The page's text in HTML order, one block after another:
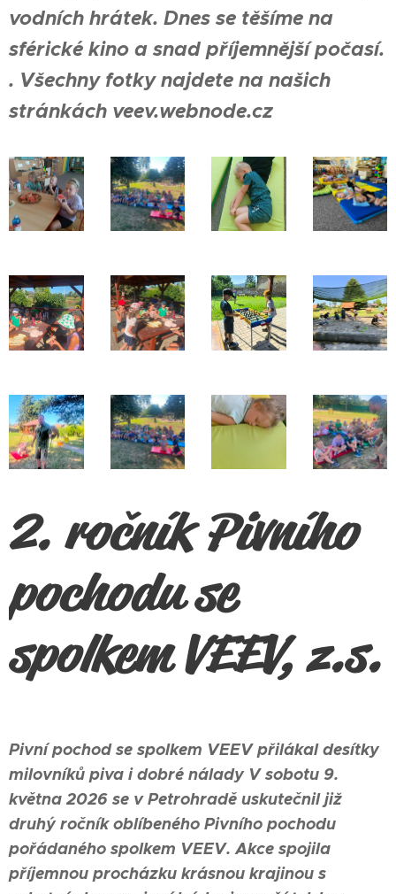
vodních hrátek. Dnes se těšíme na
sférické kino a snad příjemnější počasí.
. Všechny fotky najdete na našich
stránkách veev.webnode.cz
2. ročník Pivního
pochodu se
spolkem VEEV, z.s.
Pivní pochod se spolkem VEEV přilákal desítky
milovníků piva i dobré nálady V sobotu 9.
května 2026 se v Petrohradě uskutečnil již
druhý ročník oblíbeného Pivního pochodu
pořádaného spolkem VEEV. Akce spojila
příjemnou procházku krásnou krajinou s